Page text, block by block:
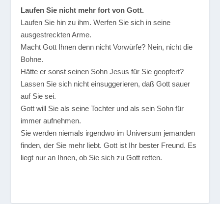
Laufen Sie nicht mehr fort von Gott.
Laufen Sie hin zu ihm. Werfen Sie sich in seine
ausgestreckten Arme.
Macht Gott Ihnen denn nicht Vorwürfe? Nein, nicht die
Bohne.
Hätte er sonst seinen Sohn Jesus für Sie geopfert?
Lassen Sie sich nicht einsuggerieren, daß Gott sauer
auf Sie sei.
Gott will Sie als seine Tochter und als sein Sohn für
immer aufnehmen.
Sie werden niemals irgendwo im Universum jemanden
finden, der Sie mehr liebt. Gott ist Ihr bester Freund. Es
liegt nur an Ihnen, ob Sie sich zu Gott retten.